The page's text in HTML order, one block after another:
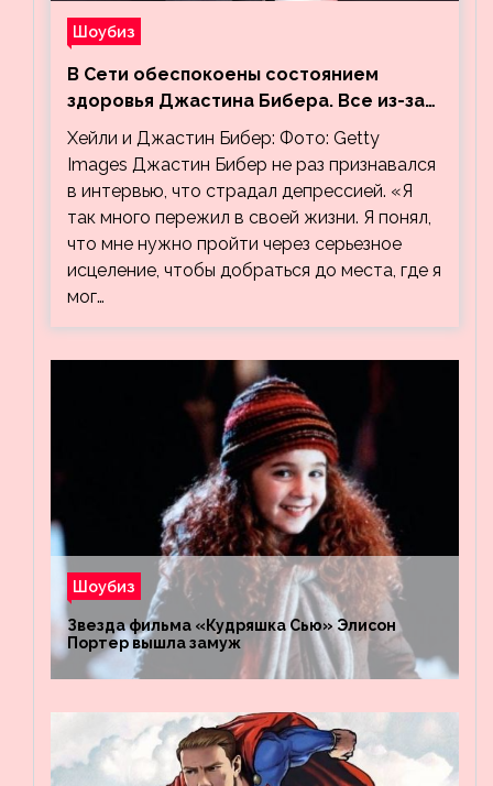
Шоубиз
В Сети обеспокоены состоянием
здоровья Джастина Бибера. Все из-за
видео, на котором его успокаивает
Хейли
Хейли и Джастин Бибер: Фото: Getty
Images Джастин Бибер не раз признавался
в интервью, что страдал депрессией. «Я
так много пережил в своей жизни. Я понял,
что мне нужно пройти через серьезное
исцеление, чтобы добраться до места, где я
мог…
Шоубиз
Звезда фильма «Кудряшка Сью» Элисон
Портер вышла замуж